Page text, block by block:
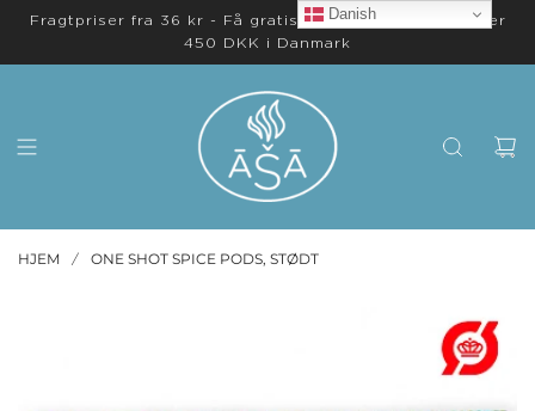
Fragtpriser fra 36 kr - Få gratis levering på ordrer over
450 DKK i Danmark
HJEM / ONE SHOT SPICE PODS, STØDT
Danish